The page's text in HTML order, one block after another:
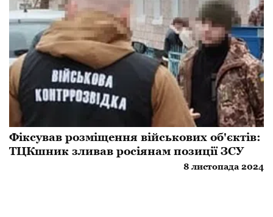
Фіксував розміщення військових об'єктів:
ТЦКшник зливав росіянам позиції ЗСУ
8 листопада 2024